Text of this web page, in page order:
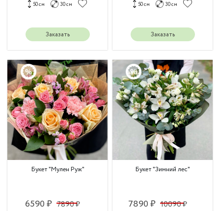
50 см 30 см
Заказать
50 см 30 см
Заказать
Букет "Мулен Руж"
6590 ₽ 7890 ₽
Букет "Зимний лес"
7890 ₽ 10090 ₽